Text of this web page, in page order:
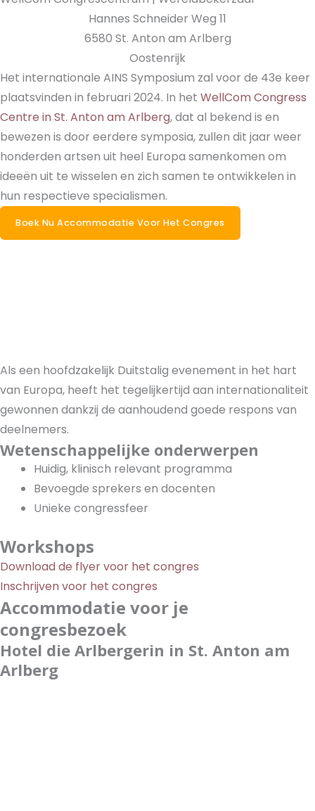
Hannes Schneider Weg 11
6580 St. Anton am Arlberg
Oostenrijk
Het internationale AINS Symposium zal voor de 43e keer
plaatsvinden in februari 2024. In het WellCom Congress
Centre in St. Anton am Arlberg, dat al bekend is en
bewezen is door eerdere symposia, zullen dit jaar weer
honderden artsen uit heel Europa samenkomen om
ideeën uit te wisselen en zich samen te ontwikkelen in
hun respectieve specialismen.
Boek Nu Accommodatie Voor Het Congres
Als een hoofdzakelijk Duitstalig evenement in het hart
van Europa, heeft het tegelijkertijd aan internationaliteit
gewonnen dankzij de aanhoudend goede respons van
deelnemers.
Wetenschappelijke onderwerpen
Huidig, klinisch relevant programma
Bevoegde sprekers en docenten
Unieke congressfeer
Workshops
Download de flyer voor het congres
Inschrijven voor het congres
Accommodatie voor je
congresbezoek
Hotel die Arlbergerin in St. Anton am
Arlberg